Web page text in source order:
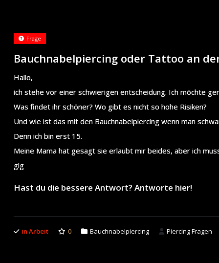
Bauchnabelpiercing oder Tattoo an
Frage
Hallo,
ich stehe vor einer schwierigen entscheidung. Ich möchte
Was findet ihr schöner? Wo gibt es nicht so hohe Risiken?
Und wie ist das mit den Bauchnabelpiercing wenn man
Denn ich bin erst 15.
Meine Mama hat gesagt sie erlaubt mir beides, aber ich
glg
Hast du die bessere Antwort? Antworte hier!
in Arbeit 0 Bauchnabelpiercing Piercing Fragen